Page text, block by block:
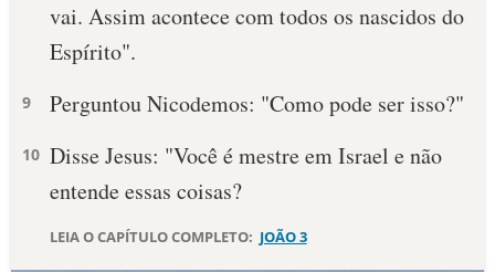
vai. Assim acontece com todos os nascidos do
Espírito".
9 Perguntou Nicodemos: "Como pode ser isso?"
10 Disse Jesus: "Você é mestre em Israel e não
entende essas coisas?
LEIA O CAPÍTULO COMPLETO: JOÃO 3